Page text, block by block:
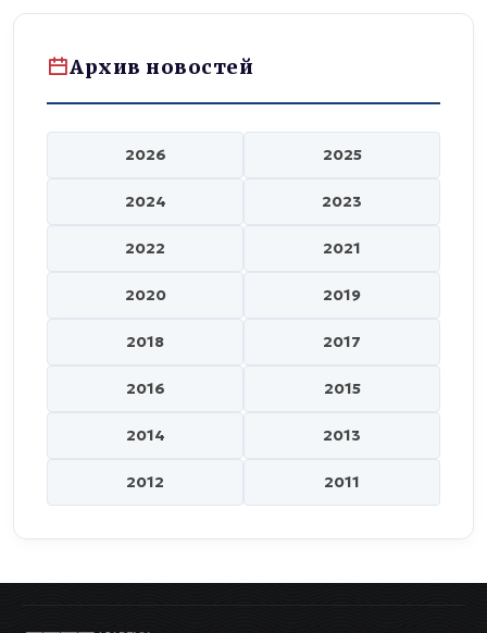
Архив новостей
2026 2025
2024 2023
2022 2021
2020 2019
2018 2017
2016 2015
2014 2013
2012 2011